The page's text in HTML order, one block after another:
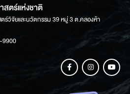
ตร์แห่งชาติ
วิจัยและนวัตกรรม 39 หมู่ 3 ต.คลองห้า
9900